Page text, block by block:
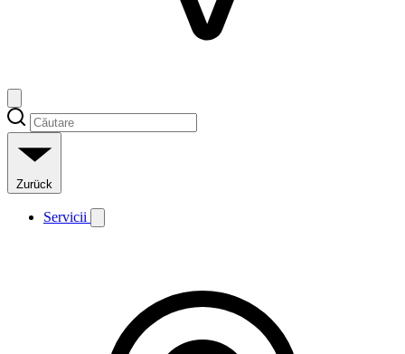
Zurück
Servicii